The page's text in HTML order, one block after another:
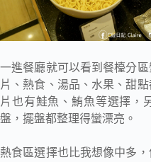
一進餐廳就可以看到餐檯分
片、熱食、湯品、水果、甜
片也有鮭魚、鮪魚等選擇，
盤，擺盤都整理得蠻漂亮。
熱食區選擇也比我想像中多